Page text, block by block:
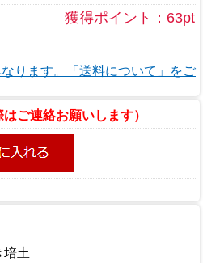
獲得ポイント：63pt
ります。「送料について」をご
ご連絡お願いします）
培土